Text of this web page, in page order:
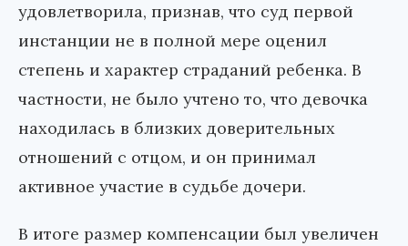
удовлетворила, признав, что суд первой
инстанции не в полной мере оценил
степень и характер страданий ребенка. В
частности, не было учтено то, что девочка
находилась в близких доверительных
отношений с отцом, и он принимал
активное участие в судьбе дочери.
В итоге размер компенсации был увеличен